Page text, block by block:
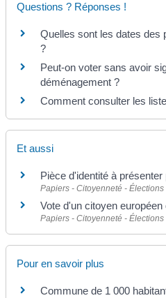
Questions ? Réponses !
Quelles sont les dates des
?
Peut-on voter sans avoir
déménagement ?
Comment consulter les
Et aussi
Pièce d'identité à présenter
Papiers - Citoyenneté - Élections
Vote d'un citoyen européen
Papiers - Citoyenneté - Élections
Pour en savoir plus
Commune de 1 000